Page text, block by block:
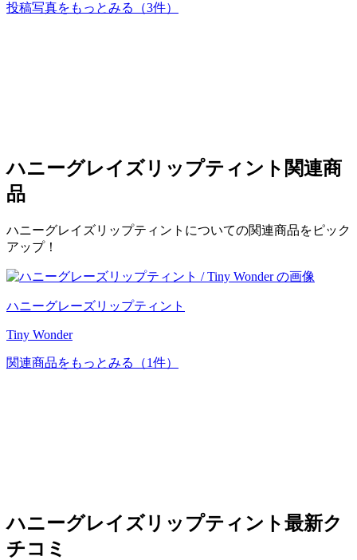
投稿写真をもっとみる （3件）
ハニーグレイズリップティント 関連商
品
ハニーグレイズリップティントについての関連商品をピック
アップ！
ハニーグレーズリップティント
Tiny Wonder
関連商品をもっとみる （1件）
ハニーグレイズリップティント最新ク
チコミ